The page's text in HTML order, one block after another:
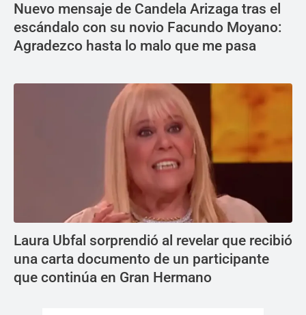
Nuevo mensaje de Candela Arizaga tras el
escándalo con su novio Facundo Moyano:
Agradezco hasta lo malo que me pasa
Laura Ubfal sorprendió al revelar que recibió
una carta documento de un participante
que continúa en Gran Hermano